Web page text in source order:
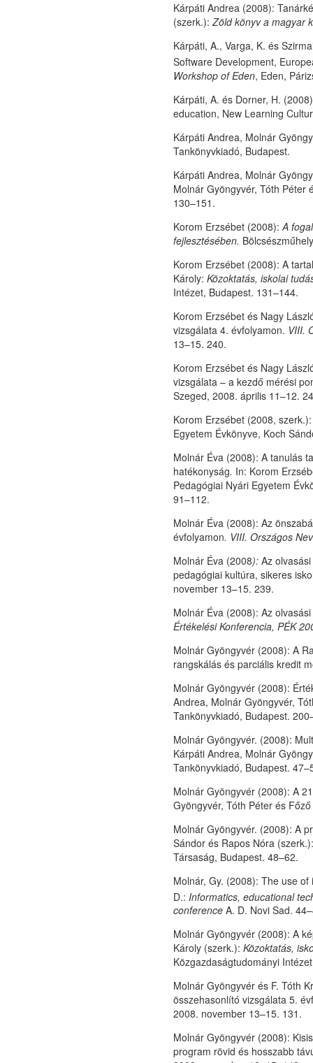
Kárpáti Andrea (2008):
(szerk.): Zöld könyv a magyar
Kárpáti, A., Varga, K. és
Software Development,
Workshop of Eden, Eden,
Kárpáti, A. és Dorner, H.
education, New Learning
Kárpáti Andrea, Molnár
Tankönyvkiadó, Budapest.
Kárpáti Andrea, Molnár
Molnár Gyöngyvér, Tóth Péter
130–151.
Korom Erzsébet (2008): A
fejlesztésében.
Korom Erzsébet (2008): A
Károly: Közoktatás, iskolai
Intézet, Budapest. 131–144.
Korom Erzsébet és Nagy
vizsgálata 4. évfolyamon. VIII.
13–15. 240.
Korom Erzsébet és Nagy
vizsgálata – a kezdő mérési
Szeged, 2008. április 11–12.
Korom Erzsébet (2008,
Egyetem Évkönyve, Koch
Molnár Éva (2008): A tanulás
hatékonyság. In: Korom
Pedagógiai Nyári Egyetem
91–112.
Molnár Éva (2008): Az
évfolyamon. VIII. Országos
Molnár Éva (2008): Az
pedagógiai kultúra, sikeres
november 13–15. 239.
Molnár Éva (2008): Az
Értékelési Konferencia, PÉK
Molnár Gyöngyvér (2008): A
rangskálás és parciális kredit
Molnár Gyöngyvér (2008):
Andrea, Molnár Gyöngyvér,
Tankönyvkiadó, Budapest.
Molnár Gyöngyvér. (2008):
Kárpáti Andrea, Molnár
Tankönyvkiadó, Budapest.
Molnár Gyöngyvér (2008): A
Gyöngyvér, Tóth Péter és
Molnár Gyöngyvér. (2008): A
Sándor és Rapos Nóra
Társaság, Budapest. 48–62.
Molnár, Gy. (2008): The use
D.: Informatics, educational
conferenceA. D. Novi Sad.
Molnár Gyöngyvér (2008): A
Károly (szerk.): Közoktatás,
Közgazdaságtudományi
Molnár Gyöngyvér és F. Tóth
összehasonlító vizsgálata 5.
2008. november 13–15. 131.
Molnár Gyöngyvér (2008):
program rövid és hosszabb